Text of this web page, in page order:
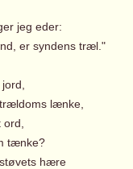
jeg eder:
er syndens træl."
lænke,
tænke?
hære